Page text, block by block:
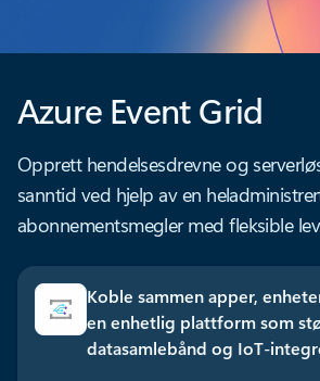
Azure Event Grid
Opprett hendelsesdrevne og
sanntid ved hjelp av en
abonnementsmegler med fleksible
Koble sammen apper,
en enhetlig plattform som
datasamlebånd og IoT-